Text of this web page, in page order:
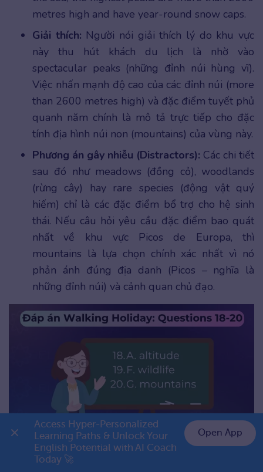
metres high and have year-round snow caps.
Giải thích: Người nói giải thích lý do khu vực
này thu hút khách du lịch là nhờ vào
spectacular peaks (những đỉnh núi hùng vĩ).
Việc nhấn mạnh độ cao của các đỉnh núi (more
than 2600 metres high) và đặc điểm tuyết phủ
quanh năm chính là mô tả trực tiếp cho đặc
tính địa hình núi non (mountains) của vùng này.
Phương án gây nhiễu (Distractors): Các chi tiết
sau đó như meadows (đồng cỏ), woodlands
(rừng cây) hay rare species (động vật quý
hiếm) chỉ là các đặc điểm bổ trợ cho hệ sinh
thái. Nếu câu hỏi yêu cầu đặc điểm bao quát
nhất về khu vực Picos de Europa, thì
mountains là lựa chọn chính xác nhất vì nó
phản ánh đúng địa danh (Picos – nghĩa là
những đỉnh núi) và cảnh quan chủ đạo.
Dạng bài chọn 3 đáp án đúng từ danh sách cho trước, thường tập trung vào
👉 Premium 1 năm chỉ 799K
Access Hyper-Personalized
Learning Paths & Unlock Your
English Potential with AI Coach
Today 🚀
Open App